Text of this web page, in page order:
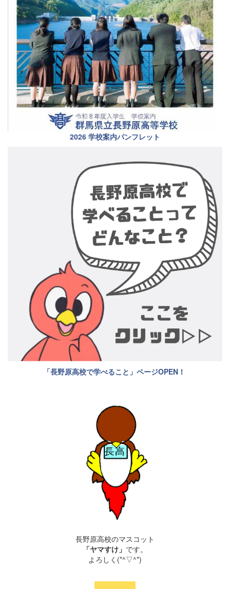
2026 学校案内パンフレット
「長野原高校で学べること」ページOPEN！
長野原高校のマスコット
「ヤマすけ」 です。
よろしく(*^▽^*)